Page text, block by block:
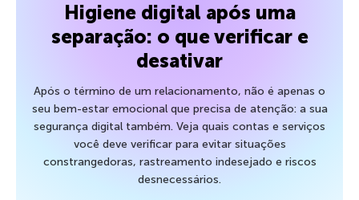
Higiene digital após uma
separação: o que verificar e
desativar
Após o término de um relacionamento, não é apenas o
seu bem-estar emocional que precisa de atenção: a sua
segurança digital também. Veja quais contas e serviços
você deve verificar para evitar situações
constrangedoras, rastreamento indesejado e riscos
desnecessários.